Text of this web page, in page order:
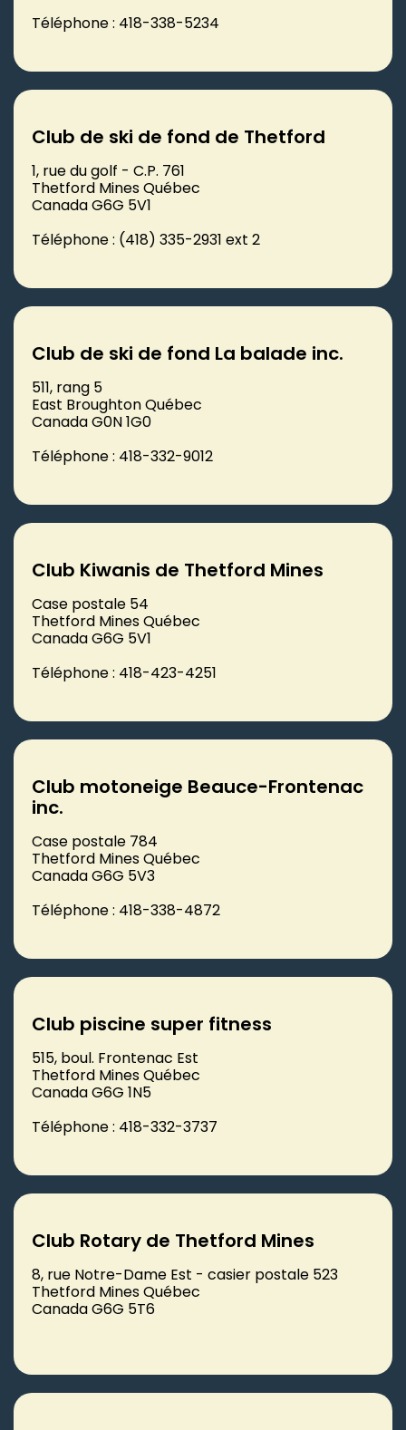
Téléphone : 418-338-5234
Club de ski de fond de Thetford
1, rue du golf - C.P. 761
Thetford Mines Québec
Canada G6G 5V1
Téléphone : (418) 335-2931 ext 2
Club de ski de fond La balade inc.
511, rang 5
East Broughton Québec
Canada G0N 1G0
Téléphone : 418-332-9012
Club Kiwanis de Thetford Mines
Case postale 54
Thetford Mines Québec
Canada G6G 5V1
Téléphone : 418-423-4251
Club motoneige Beauce-Frontenac
inc.
Case postale 784
Thetford Mines Québec
Canada G6G 5V3
Téléphone : 418-338-4872
Club piscine super fitness
515, boul. Frontenac Est
Thetford Mines Québec
Canada G6G 1N5
Téléphone : 418-332-3737
Club Rotary de Thetford Mines
8, rue Notre-Dame Est - casier postale 523
Thetford Mines Québec
Canada G6G 5T6